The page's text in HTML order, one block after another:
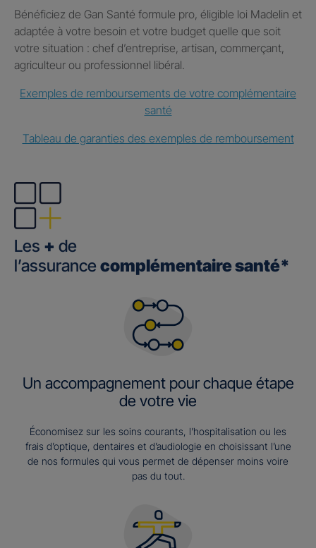
Bénéficiez de Gan Santé formule pro, éligible loi Madelin et
adaptée à votre besoin et votre budget quelle que soit
votre situation : chef d’entreprise, artisan, commerçant,
agriculteur ou professionnel libéral.
Exemples de remboursements de votre complémentaire
santé
Tableau de garanties des exemples de remboursement
Les + de
l’assurance complémentaire santé*
Un accompagnement pour chaque étape
de votre vie
Économisez sur les soins courants, l’hospitalisation ou les
frais d’optique, dentaires et d’audiologie en choisissant l’une
de nos formules qui vous permet de dépenser moins voire
pas du tout.